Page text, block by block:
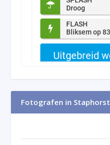
Fotografen in Staphorst